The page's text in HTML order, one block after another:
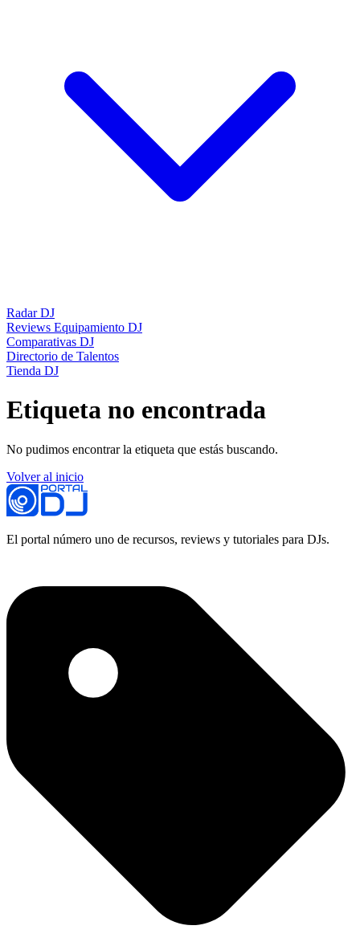
Radar DJ
Reviews Equipamiento DJ
Comparativas DJ
Directorio de Talentos
Tienda DJ
Etiqueta no encontrada
No pudimos encontrar la etiqueta que estás buscando.
Volver al inicio
El portal número uno de recursos, reviews y tutoriales para DJs.